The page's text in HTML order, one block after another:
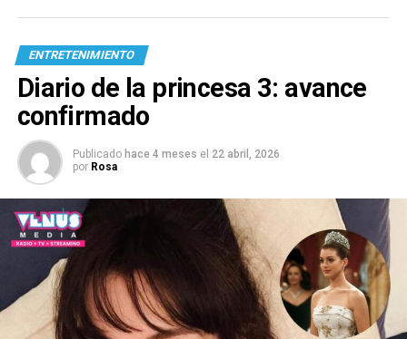
ENTRETENIMIENTO
Diario de la princesa 3: avance
confirmado
Publicado hace 4 meses el 22 abril, 2026
por Rosa